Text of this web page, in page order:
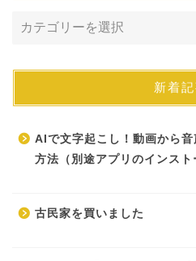
新着
AIで文字起こし！動画から
方法（別途アプリのインスト
古民家を買いました